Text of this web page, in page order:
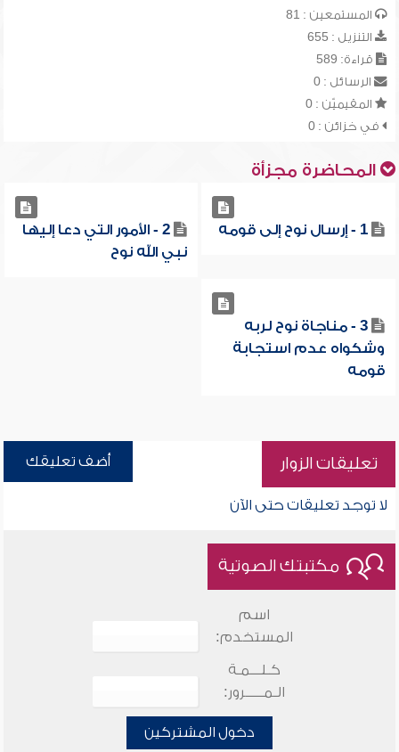
المستمعين : 81
التنزيل : 655
قراءة: 589
الرسائل : 0
المقيميّن : 0
في خزائن : 0
المحاضرة مجزأة
1 - إرسال نوح إلى قومه
2 - الأمور التي دعا إليها
نبي الله نوح
3 - مناجاة نوح لربه
وشكواه عدم استجابة
قومه
تعليقات الزوار أضف تعليقك
لا توجد تعليقات حتى الآن
مكتبتك الصوتية
اسم
المستخدم:
كـلـــمـة
الـمـــــرور:
دخول المشتركين